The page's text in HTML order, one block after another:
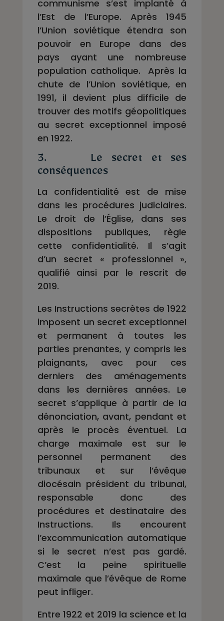
communisme s’est implanté à
l’Est de l’Europe. Après 1945
l’Union soviétique étendra son
pouvoir en Europe dans des
pays ayant une nombreuse
population catholique. Après la
chute de l’Union soviétique, en
1991, il devient plus difficile de
trouver des motifs géopolitiques
au secret exceptionnel imposé
en 1922.
3. Le secret et ses
conséquences
La confidentialité est de mise
dans les procédures judiciaires.
Le droit de l’Église, dans ses
dispositions publiques, règle
cette confidentialité. Il s’agit
d’un secret « professionnel »,
qualifié ainsi par le rescrit de
2019.
Les Instructions secrètes de 1922
imposent un secret exceptionnel
et permanent à toutes les
parties prenantes, y compris les
plaignants, avec pour ces
derniers des aménagements
dans les dernières années. Le
secret s’applique à partir de la
dénonciation, avant, pendant et
après le procès éventuel. La
charge maximale est sur le
personnel permanent des
tribunaux et sur l’évêque
diocésain président du tribunal,
responsable donc des
procédures et destinataire des
Instructions. Ils encourent
l’excommunication automatique
si le secret n’est pas gardé.
C’est la peine spirituelle
maximale que l’évêque de Rome
peut infliger.
Entre 1922 et 2019 la science et la